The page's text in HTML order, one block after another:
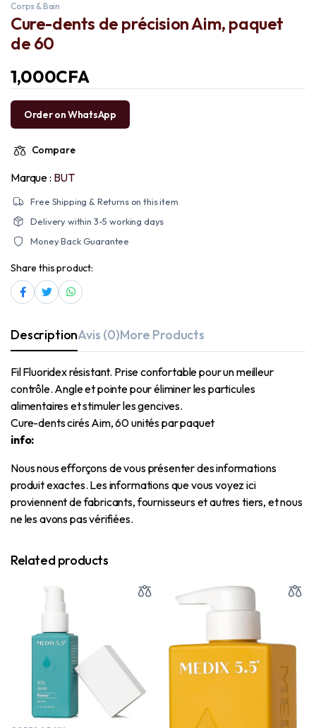
Corps & Bain
Cure-dents de précision Aim, paquet
de 60
1,000CFA
Order on WhatsApp
Compare
Marque : BUT
Free Shipping & Returns on this item
Delivery within 3-5 working days
Money Back Guarantee
Share this product:
DescriptionAvis (0)More Products
Fil Fluoridex résistant. Prise confortable pour un meilleur
contrôle. Angle et pointe pour éliminer les particules
alimentaires et stimuler les gencives.
Cure-dents cirés Aim, 60 unités par paquet
info:
Nous nous efforçons de vous présenter des informations
produit exactes. Les informations que vous voyez ici
proviennent de fabricants, fournisseurs et autres tiers, et nous
ne les avons pas vérifiées.
Related products